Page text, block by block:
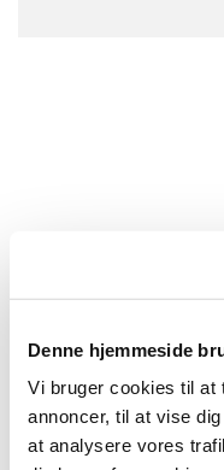
Denne hjemmeside
Vi bruger cookies til at
annoncer, til at vise
at analysere vores